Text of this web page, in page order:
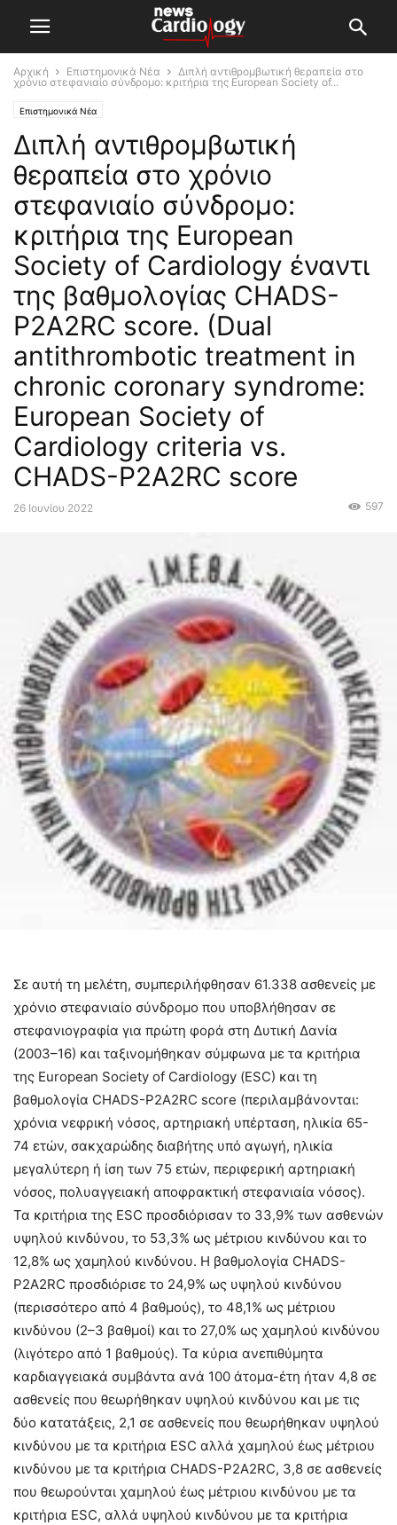
Αρχική Επιστημονικά Νέα
Διπλή αντιθρομβωτική θεραπεία στο
χρόνιο στεφανιαίο σύνδρομο: κριτήρια της European Society of...
Επιστημονικά Νέα
Διπλή αντιθρομβωτική
θεραπεία στο χρόνιο
στεφανιαίο σύνδρομο:
κριτήρια της European
Society of Cardiology έναντι
της βαθμολογίας CHADS-
P2A2RC score. (Dual
antithrombotic treatment in
chronic coronary syndrome:
European Society of
Cardiology criteria vs.
CHADS-P2A2RC score
26 Ιουνίου 2022 597
Σε αυτή τη μελέτη, συμπεριλήφθησαν 61.338 ασθενείς με
χρόνιο στεφανιαίο σύνδρομο που υποβλήθησαν σε
στεφανιογραφία για πρώτη φορά στη Δυτική Δανία
(2003–16) και ταξινομήθηκαν σύμφωνα με τα κριτήρια
της European Society of Cardiology (ΕSC) και τη
βαθμολογία CHADS-P2A2RC score (περιλαμβάνονται:
χρόνια νεφρική νόσος, αρτηριακή υπέρταση, ηλικία 65-
74 ετών, σακχαρώδης διαβήτης υπό αγωγή, ηλικία
μεγαλύτερη ή ίση των 75 ετών, περιφερική αρτηριακή
νόσος, πολυαγγειακή αποφρακτική στεφανιαία νόσος).
Τα κριτήρια της ESC προσδιόρισαν το 33,9% των ασθενών
υψηλού κινδύνου, το 53,3% ως μέτριου κινδύνου και το
12,8% ως χαμηλού κινδύνου. Η βαθμολογία CHADS-
P2A2RC προσδιόρισε το 24,9% ως υψηλού κινδύνου
(περισσότερο από 4 βαθμούς), το 48,1% ως μέτριου
κινδύνου (2–3 βαθμοί) και το 27,0% ως χαμηλού κινδύνου
(λιγότερο από 1 βαθμούς). Τα κύρια ανεπιθύμητα
καρδιαγγειακά συμβάντα ανά 100 άτομα-έτη ήταν 4,8 σε
ασθενείς που θεωρήθηκαν υψηλού κινδύνου και με τις
δύο κατατάξεις, 2,1 σε ασθενείς που θεωρήθηκαν υψηλού
κινδύνου με τα κριτήρια ESC αλλά χαμηλού έως μέτριου
κινδύνου με τα κριτήρια CHADS-P2A2RC, 3,8 σε ασθενείς
που θεωρούνται χαμηλού έως μέτριου κινδύνου με τα
κριτήρια ESC, αλλά υψηλού κινδύνου με τα κριτήρια